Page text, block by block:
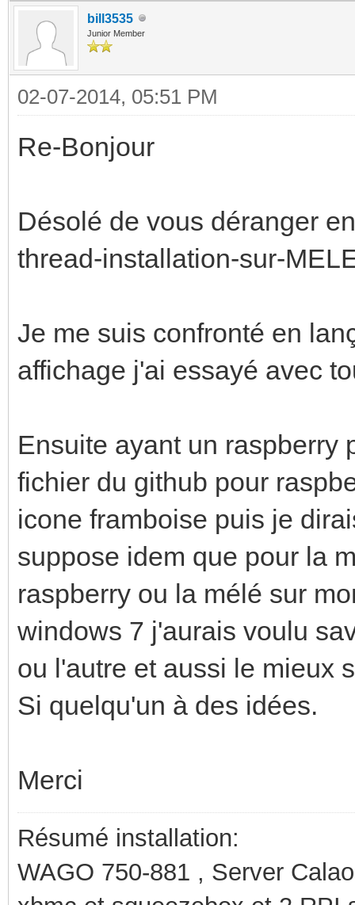
bill3535
Junior Member
02-07-2014, 05:51 PM
Re-Bonjour
Désolé de vous déranger
thread-installation-sur-
Je me suis confronté en
affichage j'ai essayé avec
Ensuite ayant un raspberry
fichier du github pour
icone framboise puis je
suppose idem que pour la
raspberry ou la mélé sur
windows 7 j'aurais voulu
ou l'autre et aussi le mieux
Si quelqu'un à des idées.
Merci
Résumé installation:
WAGO 750-881 , Server